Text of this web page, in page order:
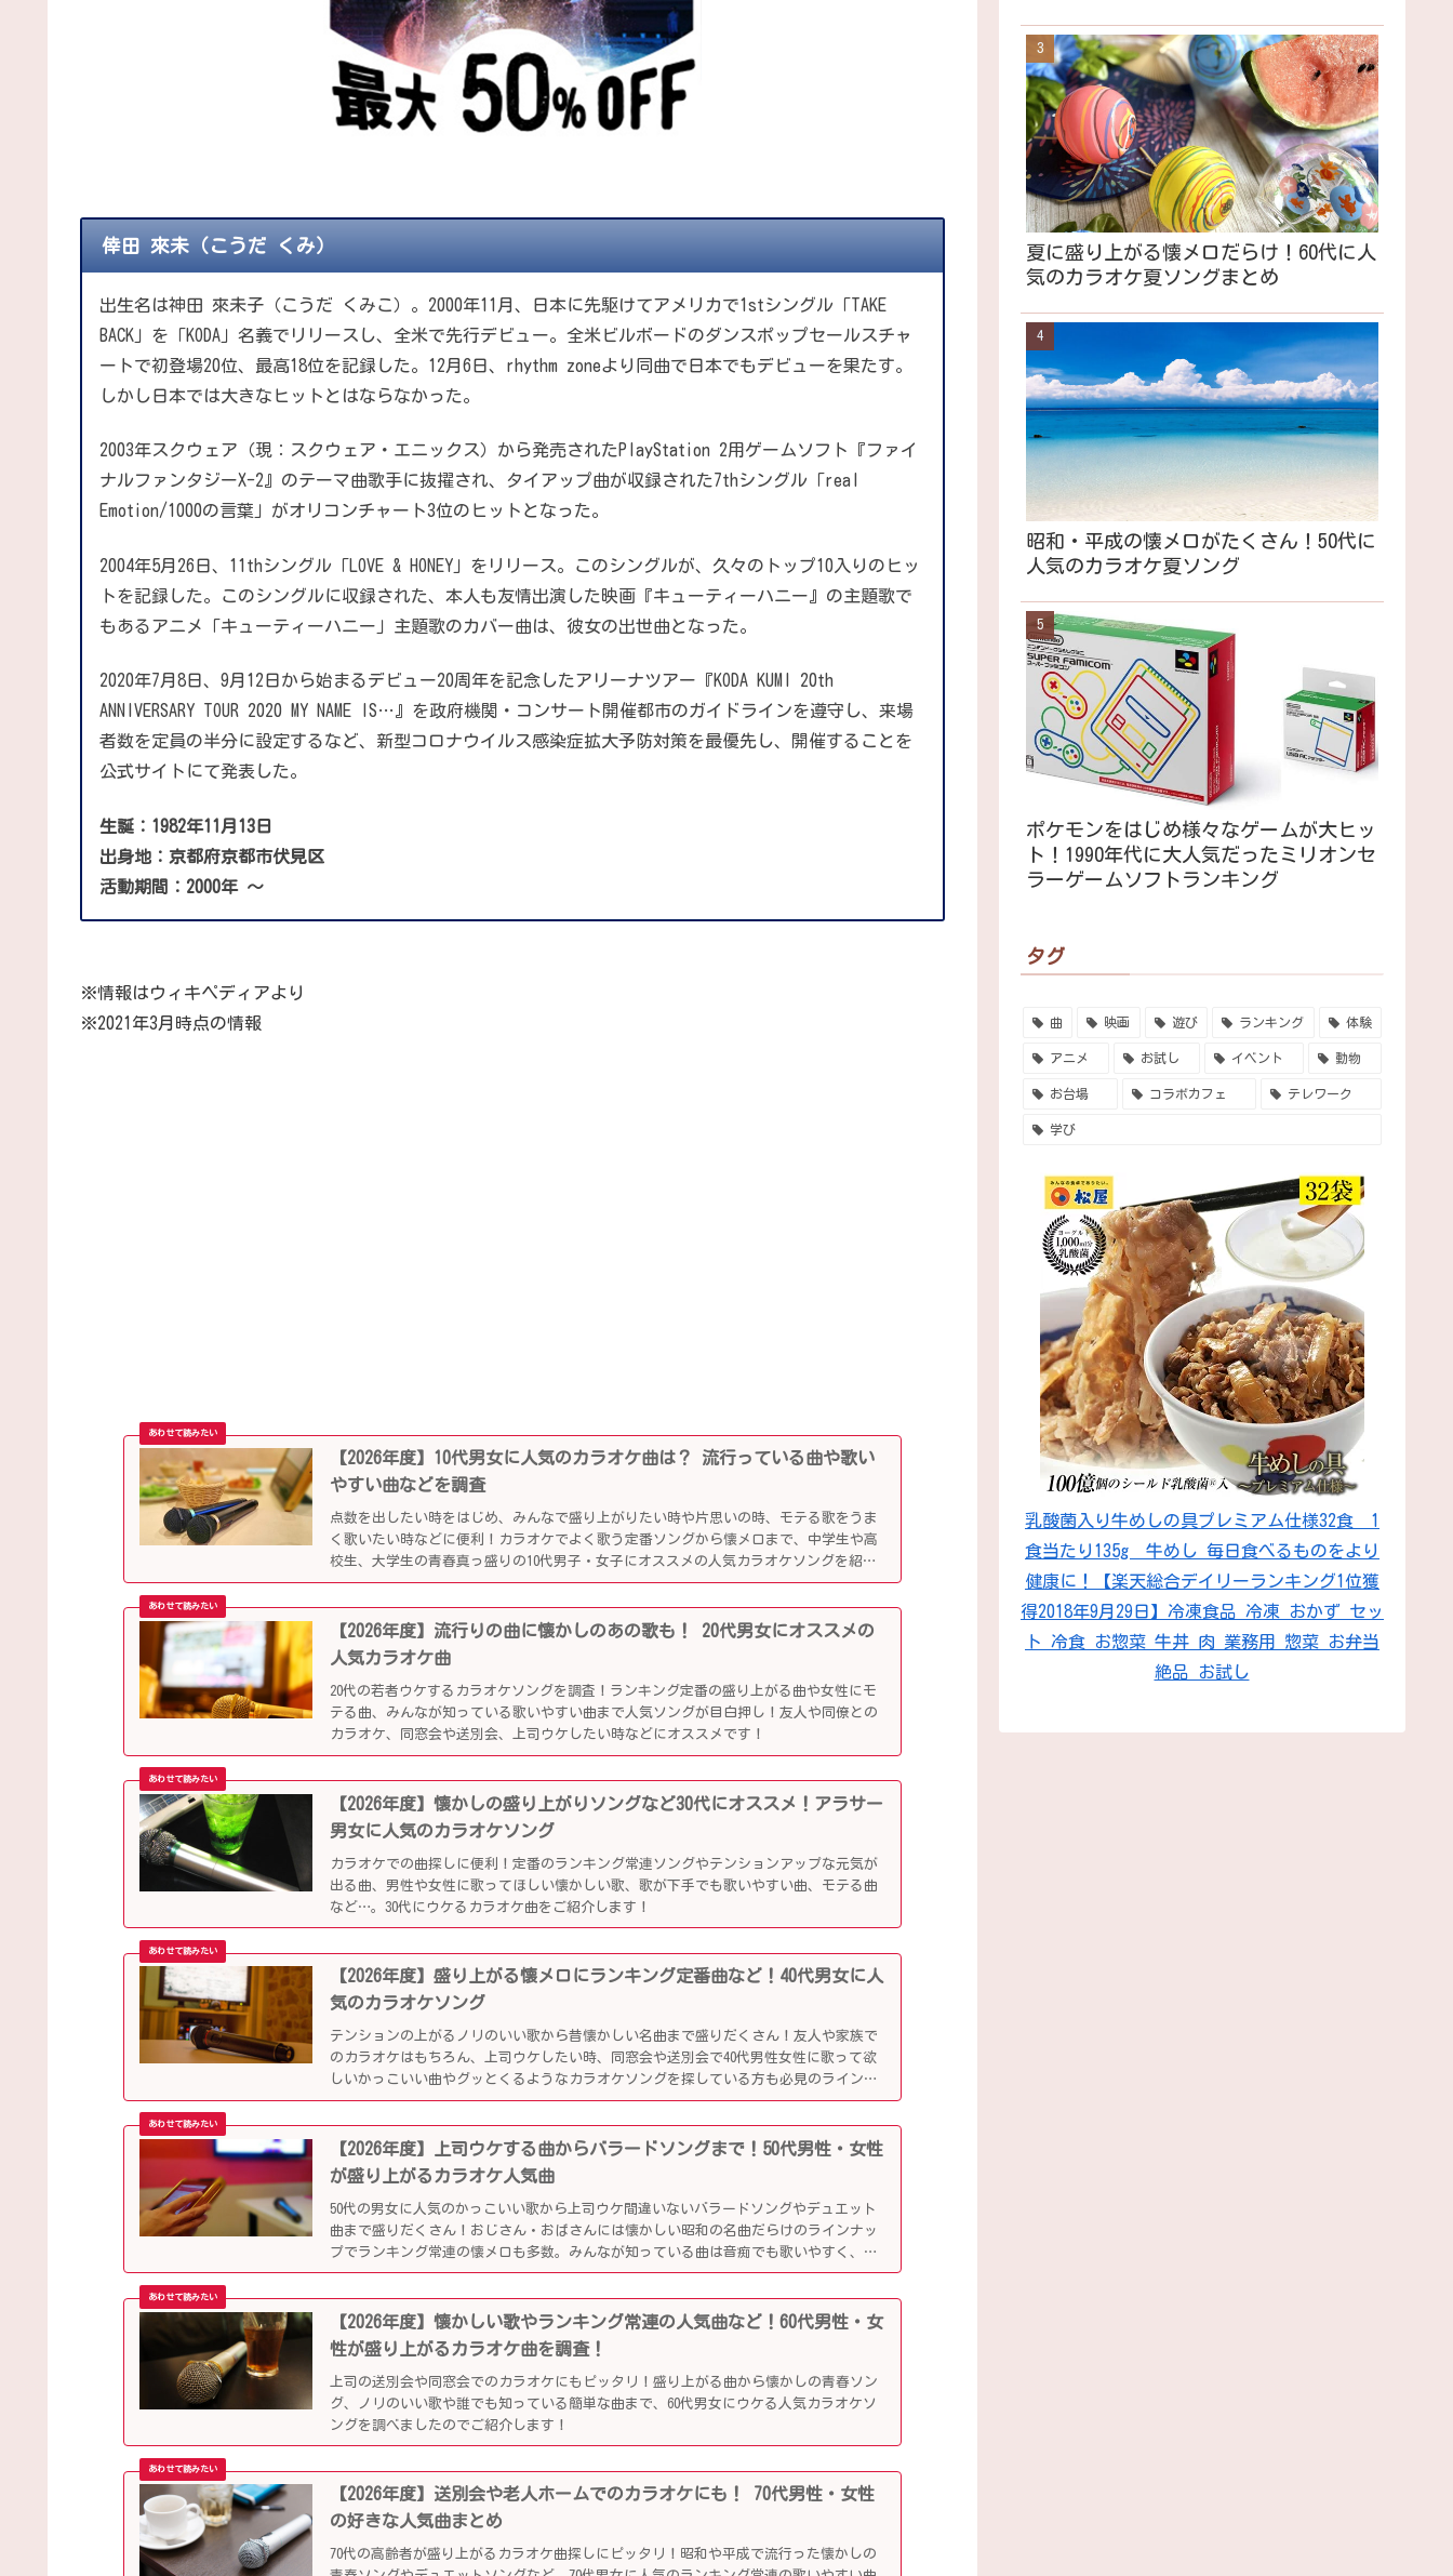
倖田 來未（こうだ くみ）
出生名は神田 來未子（こうだ くみこ）。2000年11月、日本に先駆けてアメリカで1stシングル「TAKE
BACK」を「KODA」名義でリリースし、全米で先行デビュー。全米ビルボードのダンスポップセールスチャ
ートで初登場20位、最高18位を記録した。12月6日、rhythm zoneより同曲で日本でもデビューを果たす。
しかし日本では大きなヒットとはならなかった。
2003年スクウェア（現：スクウェア・エニックス）から発売されたPlayStation 2用ゲームソフト『ファイ
ナルファンタジーX-2』のテーマ曲歌手に抜擢され、タイアップ曲が収録された7thシングル「real
Emotion/1000の言葉」がオリコンチャート3位のヒットとなった。
2004年5月26日、11thシングル「LOVE & HONEY」をリリース。このシングルが、久々のトップ10入りのヒッ
トを記録した。このシングルに収録された、本人も友情出演した映画『キューティーハニー』の主題歌で
もあるアニメ「キューティーハニー」主題歌のカバー曲は、彼女の出世曲となった。
2020年7月8日、9月12日から始まるデビュー20周年を記念したアリーナツアー『KODA KUMI 20th
ANNIVERSARY TOUR 2020 MY NAME IS…』を政府機関・コンサート開催都市のガイドラインを遵守し、来場
者数を定員の半分に設定するなど、新型コロナウイルス感染症拡大予防対策を最優先し、開催することを
公式サイトにて発表した。
生誕：1982年11月13日
出身地：京都府京都市伏見区
活動期間：2000年 ～
※情報はウィキペディアより
※2021年3月時点の情報
【2026年度】10代男女に人気のカラオケ曲は？ 流行っている曲や歌い
やすい曲などを調査
点数を出したい時をはじめ、みんなで盛り上がりたい時や片思いの時、モテる歌をうま
く歌いたい時などに便利！カラオケでよく歌う定番ソングから懐メロまで、中学生や高
校生、大学生の青春真っ盛りの10代男子・女子にオススメの人気カラオケソングを紹介
していきます。
【2026年度】流行りの曲に懐かしのあの歌も！ 20代男女にオススメの
人気カラオケ曲
20代の若者ウケするカラオケソングを調査！ランキング定番の盛り上がる曲や女性にモ
テる曲、みんなが知っている歌いやすい曲まで人気ソングが目白押し！友人や同僚との
カラオケ、同窓会や送別会、上司ウケしたい時などにオススメです！
【2026年度】懐かしの盛り上がりソングなど30代にオススメ！アラサー
男女に人気のカラオケソング
カラオケでの曲探しに便利！定番のランキング常連ソングやテンションアップな元気が
出る曲、男性や女性に歌ってほしい懐かしい歌、歌が下手でも歌いやすい曲、モテる曲
など…。30代にウケるカラオケ曲をご紹介します！
【2026年度】盛り上がる懐メロにランキング定番曲など！40代男女に人
気のカラオケソング
テンションの上がるノリのいい歌から昔懐かしい名曲まで盛りだくさん！友人や家族で
のカラオケはもちろん、上司ウケしたい時、同窓会や送別会で40代男性女性に歌って欲
しいかっこいい曲やグッとくるようなカラオケソングを探している方も必見のラインナ
ップになっています！
【2026年度】上司ウケする曲からバラードソングまで！50代男性・女性
が盛り上がるカラオケ人気曲
50代の男女に人気のかっこいい歌から上司ウケ間違いないバラードソングやデュエット
曲まで盛りだくさん！おじさん・おばさんには懐かしい昭和の名曲だらけのラインナッ
プでランキング常連の懐メロも多数。みんなが知っている曲は音痴でも歌いやすく、送
別会や同窓会などでも盛り上がるはず！
【2026年度】懐かしい歌やランキング常連の人気曲など！60代男性・女
性が盛り上がるカラオケ曲を調査！
上司の送別会や同窓会でのカラオケにもピッタリ！盛り上がる曲から懐かしの青春ソン
グ、ノリのいい歌や誰でも知っている簡単な曲まで、60代男女にウケる人気カラオケソ
ングを調べましたのでご紹介します！
【2026年度】送別会や老人ホームでのカラオケにも！ 70代男性・女性
の好きな人気曲まとめ
70代の高齢者が盛り上がるカラオケ曲探しにピッタリ！昭和や平成で流行った懐かしの
夏に盛り上がる懐メロだらけ！60代に人
気のカラオケ夏ソングまとめ
昭和・平成の懐メロがたくさん！50代に
人気のカラオケ夏ソング
ポケモンをはじめ様々なゲームが大ヒッ
ト！1990年代に大人気だったミリオンセ
ラーゲームソフトランキング
タグ
曲 映画 遊び ランキング 体験
アニメ お試し イベント 動物
お台場 コラボカフェ テレワーク
学び
乳酸菌入り牛めしの具プレミアム仕様32食 1
食当たり135g 牛めし 毎日食べるものをより
健康に！【楽天総合デイリーランキング1位獲
得2018年9月29日】冷凍食品 冷凍 おかず セッ
ト 冷食 お惣菜 牛丼 肉 業務用 惣菜 お弁当
絶品 お試し